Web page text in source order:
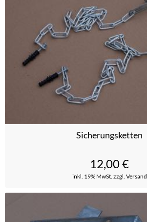
Sicherungsketten
inkl. 19% MwSt. zzgl. Versand
12,00€